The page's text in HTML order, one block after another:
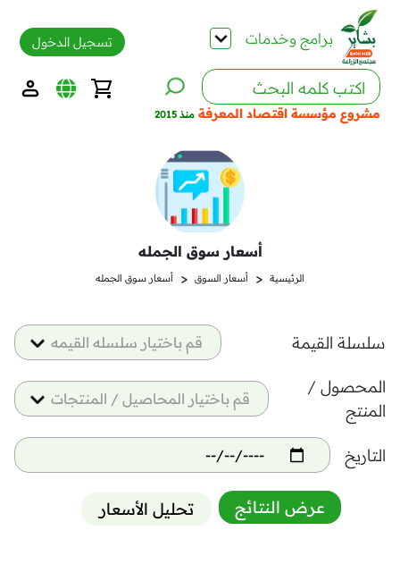
برامج وخدمات
مشروع مؤسسة اقتصاد المعرفة منذ 2015
تسجيل الدخول
أسعار سوق الجمله
الرئيسية < أسعار السوق < أسعار سوق الجمله
سلسلة القيمة قم باختيار سلسله القيمه
المحصول /
المنتج
قم باختيار المحاصيل / المنتجات
التاريخ
عرض النتائج تحليل الأسعار